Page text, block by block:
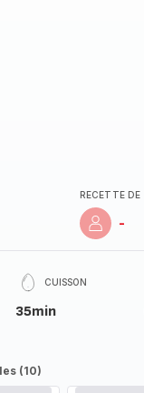
RECETTE DE
-
CUISSON
35min
(10)